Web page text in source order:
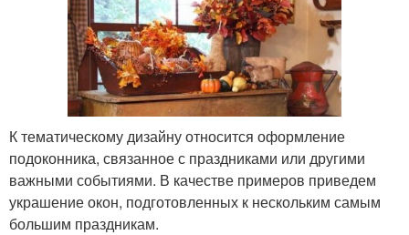
К тематическому дизайну относится оформление
подоконника, связанное с праздниками или другими
важными событиями. В качестве примеров приведем
украшение окон, подготовленных к нескольким самым
большим праздникам.